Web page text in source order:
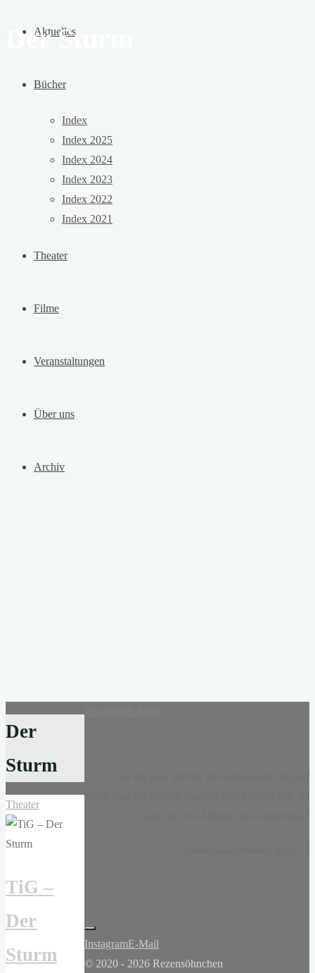
Aktuelles
Bücher
Index
Index 2025
Index 2024
Index 2023
Index 2022
Index 2021
Theater
Filme
Veranstaltungen
Über uns
Archiv
Der Sturm
Der
Sturm
Theater
TiG –
Der
Sturm
InstagramE-Mail
© 2020 - 2026 Rezensöhnchen